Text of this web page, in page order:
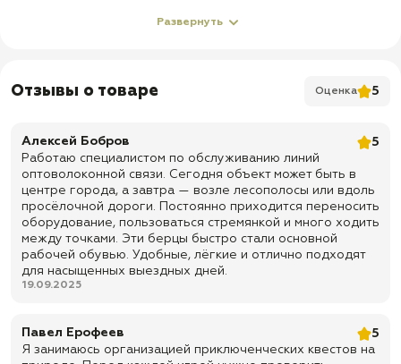
Без молнии
✅ Верх: комбинированный — натуральная кожа «Велюр» и
нейлоновая ткань
✅ Подошва: двухслойная — резина + полиуретан, температурный
режим до ±40 °C
✅ Метод крепления подошвы: прямой прилив
✅ Подносок: усиленный, из термопластического материала
✅ Задник: жесткий, из термопластического материала
✅ Клапан: глухой, для защиты от пыли, грязи, мелкого мусора и
легкой влаги
✅ Цвет: Мультикам
✅ Назначение: тактические берцы для города, службы, охраны,
Развернуть
Отзывы о товаре Оценка 5
Алексей Бобров
5
Работаю специалистом по обслуживанию линий
оптоволоконной связи. Сегодня объект может быть в
центре города, а завтра — возле лесополосы или вдоль
просёлочной дороги. Постоянно приходится переносить
оборудование, пользоваться стремянкой и много ходить
между точками. Эти берцы быстро стали основной
рабочей обувью. Удобные, лёгкие и отлично подходят
для насыщенных выездных дней.
19.09.2025
Павел Ерофеев
5
Я занимаюсь организацией приключенческих квестов на